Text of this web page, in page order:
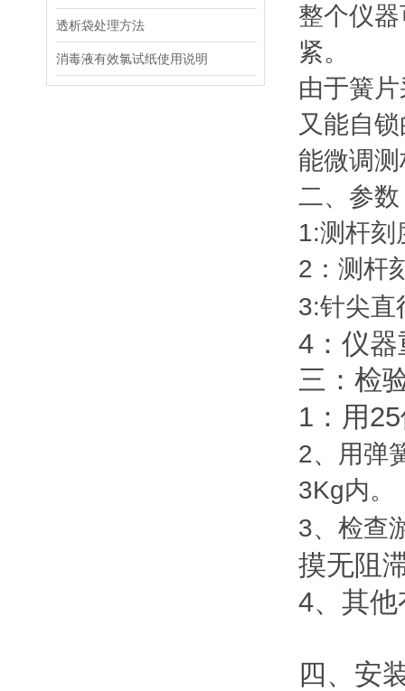
透析袋处理方法
消毒液有效氯试纸使用说明
整个仪
紧。
由于簧
又能自
能微调
二、 参
1:测杆刻
2 ：测杆
3:针尖直
4 ：仪
三：检
1 ：用25
2、用弹
3Kg内。
3、检查
摸无阻
4、其
四、安